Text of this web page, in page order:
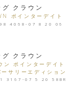
グ クラウン
ポインターデイト
4068-07 8 20 06
グ クラウン
ン ポインターデイト
サリーエディション
3167-07 5 20 58BR